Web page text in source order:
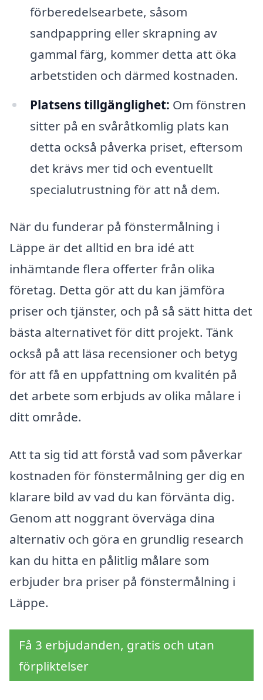
förberedelsearbete, såsom
sandpappring eller skrapning av
gammal färg, kommer detta att öka
arbetstiden och därmed kostnaden.
Platsens tillgänglighet: Om fönstren
sitter på en svåråtkomlig plats kan
detta också påverka priset, eftersom
det krävs mer tid och eventuellt
specialutrustning för att nå dem.
När du funderar på fönstermålning i
Läppe är det alltid en bra idé att
inhämtande flera offerter från olika
företag. Detta gör att du kan jämföra
priser och tjänster, och på så sätt hitta det
bästa alternativet för ditt projekt. Tänk
också på att läsa recensioner och betyg
för att få en uppfattning om kvalitén på
det arbete som erbjuds av olika målare i
ditt område.
Att ta sig tid att förstå vad som påverkar
kostnaden för fönstermålning ger dig en
klarare bild av vad du kan förvänta dig.
Genom att noggrant överväga dina
alternativ och göra en grundlig research
kan du hitta en pålitlig målare som
erbjuder bra priser på fönstermålning i
Läppe.
Få 3 erbjudanden, gratis och utan
förpliktelser